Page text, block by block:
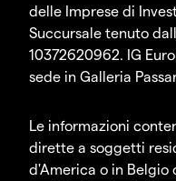
delle Imprese di
Succursale tenuto
10372620962. IG
sede in Galleria
Le informazioni
dirette a soggetti
d'America o in Belgio